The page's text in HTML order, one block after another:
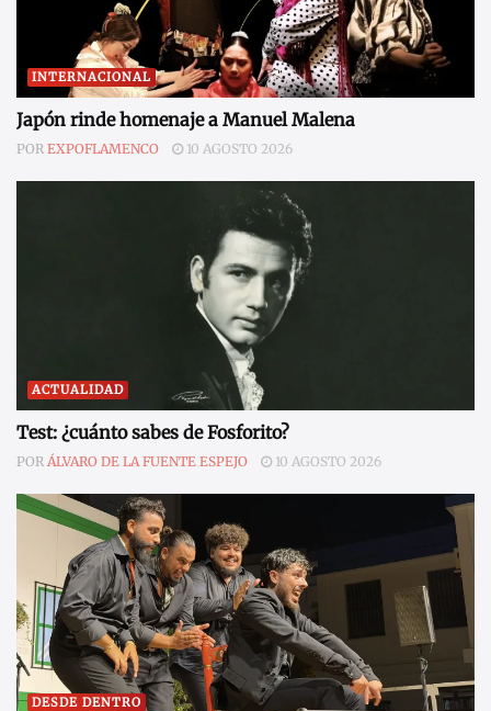
INTERNACIONAL
Japón rinde homenaje a Manuel Malena
POR EXPOFLAMENCO 10 AGOSTO 2026
ACTUALIDAD
Test: ¿cuánto sabes de Fosforito?
POR ÁLVARO DE LA FUENTE ESPEJO 10 AGOSTO 2026
DESDE DENTRO